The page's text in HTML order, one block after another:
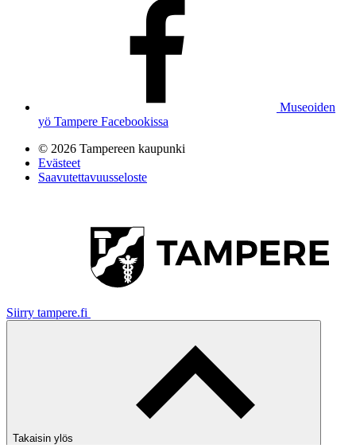
Museoiden
yö Tampere Facebookissa
© 2026 Tampereen kaupunki
Evästeet
Saavutettavuusseloste
Siirry tampere.fi
Takaisin ylös